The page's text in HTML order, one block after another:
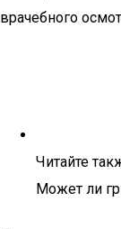
врачебного
Читайте
Может ли